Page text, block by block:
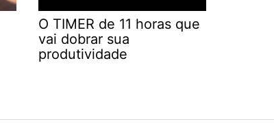
O TIMER de 11 horas que
vai dobrar sua
produtividade